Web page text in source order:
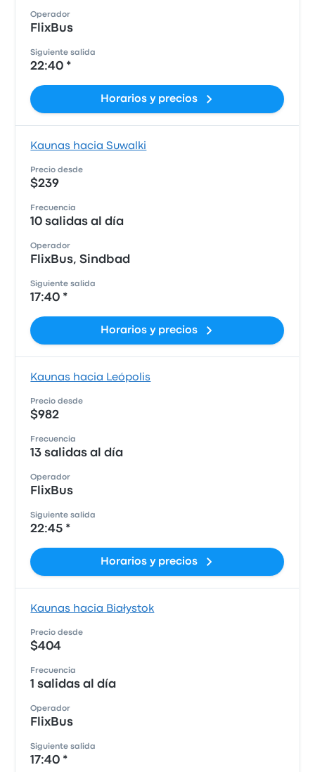
Operador
FlixBus
Siguiente salida
22:40 *
Horarios y precios
Kaunas hacia Suwalki
Precio desde
$239
Frecuencia
10 salidas al día
Operador
FlixBus, Sindbad
Siguiente salida
17:40 *
Horarios y precios
Kaunas hacia Leópolis
Precio desde
$982
Frecuencia
13 salidas al día
Operador
FlixBus
Siguiente salida
22:45 *
Horarios y precios
Kaunas hacia Białystok
Precio desde
$404
Frecuencia
1 salidas al día
Operador
FlixBus
Siguiente salida
17:40 *